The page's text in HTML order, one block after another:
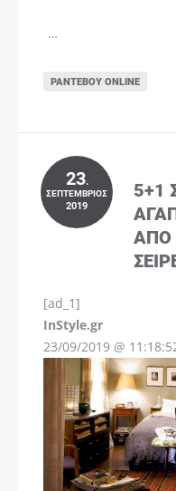
…
ΡΑΝΤΕΒΟΎ ONLINE
23.
ΣΕΠΤΈΜΒΡΙΟΣ
2019
5+1
ΑΠΌ
[ad_1]
InStyle.gr
23/09/2019 @